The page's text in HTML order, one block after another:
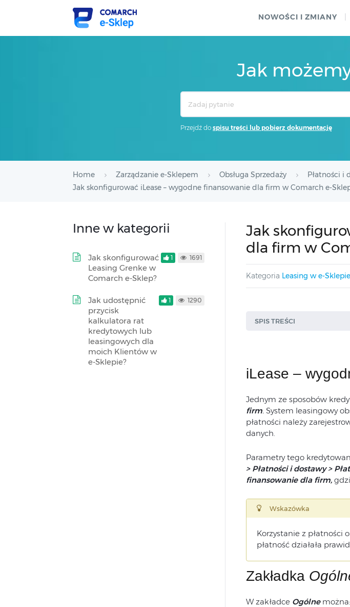
NOWOŚCI I ZMIANY
Jak
Przejdź do spisu treści lub pobierz dokumentację
Home Zarządzanie e-Sklepem Obsługa Sprzedaży Płatności i
Jak skonfigurować iLease – wygodne finansowanie dla firm w Comarch e-
Jak
dla firm w
Kategoria Leasing w e-Sklepie
SPIS TREŚCI
iLease –
Jednym ze sposobów
firm. System leasingowy
płatności należy
danych.
Parametry tego
> Płatności i dostawy >
finansowanie dla firm,
Wskazówka
Korzystanie z płatności
płatność działała
Zakładka
W zakładceOgólne można:
Inne w kategorii
Jak skonfigurować
Leasing Grenke w
Comarch e-Sklep?
1 1691
Jak udostępnić
przycisk
kalkulatora rat
kredytowych lub
leasingowych dla
moich Klientów w
e-Sklepie?
1 1290